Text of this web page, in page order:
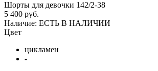
Шорты для девочки 142/2-38
5 400 руб.
Наличие: ЕСТЬ В НАЛИЧИИ
Цвет
цикламен
-